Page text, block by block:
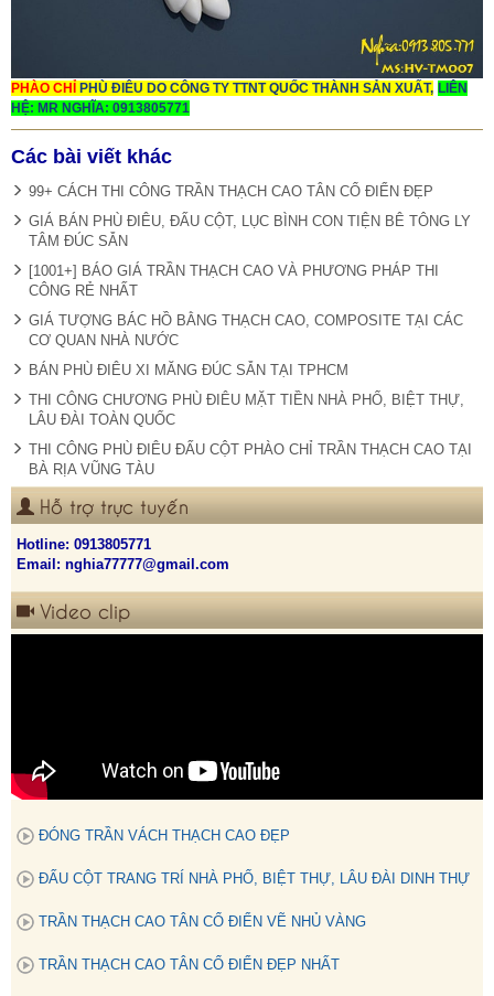
PHÀO CHỈ PHÙ ĐIÊU DO CÔNG TY TTNT QUỐC THÀNH SẢN XUẤT, LIÊN
HỆ: MR NGHĨA: 0913805771
Các bài viết khác
99+ CÁCH THI CÔNG TRẦN THẠCH CAO TÂN CỔ ĐIỂN ĐẸP
GIÁ BÁN PHÙ ĐIÊU, ĐẤU CỘT, LỤC BÌNH CON TIỆN BÊ TÔNG LY
TÂM ĐÚC SẴN
[1001+] BÁO GIÁ TRẦN THẠCH CAO VÀ PHƯƠNG PHÁP THI
CÔNG RẺ NHẤT
GIÁ TƯỢNG BÁC HỒ BẰNG THẠCH CAO, COMPOSITE TẠI CÁC
CƠ QUAN NHÀ NƯỚC
BÁN PHÙ ĐIÊU XI MĂNG ĐÚC SẴN TẠI TPHCM
THI CÔNG CHƯƠNG PHÙ ĐIÊU MẶT TIỀN NHÀ PHỐ, BIỆT THỰ,
LÂU ĐÀI TOÀN QUỐC
THI CÔNG PHÙ ĐIÊU ĐẤU CỘT PHÀO CHỈ TRẦN THẠCH CAO TẠI
BÀ RỊA VŨNG TÀU
Hỗ trợ trực tuyến
Hotline: 0913805771
Email: nghia77777@gmail.com
Video clip
ĐÓNG TRẦN VÁCH THẠCH CAO ĐẸP
ĐẤU CỘT TRANG TRÍ NHÀ PHỐ, BIỆT THỰ, LÂU ĐÀI DINH THỰ
TRẦN THẠCH CAO TÂN CỔ ĐIỂN VẼ NHỦ VÀNG
TRẦN THẠCH CAO TÂN CỔ ĐIỂN ĐẸP NHẤT